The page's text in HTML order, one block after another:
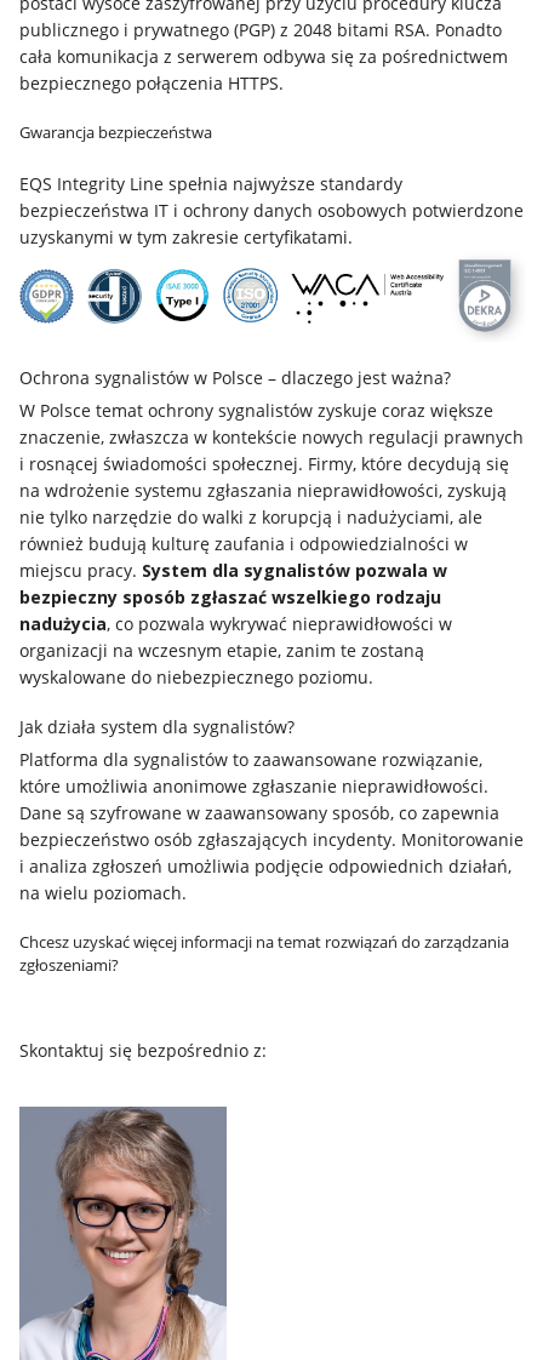
publicznego i prywatnego (PGP) z 2048 bitami RSA. Ponadto
cała komunikacja z serwerem odbywa się za pośrednictwem
bezpiecznego połączenia HTTPS.
Gwarancja bezpieczeństwa
EQS Integrity Line spełnia najwyższe standardy
bezpieczeństwa IT i ochrony danych osobowych potwierdzone
uzyskanymi w tym zakresie certyfikatami.
Ochrona sygnalistów w Polsce – dlaczego jest ważna?
W Polsce temat ochrony sygnalistów zyskuje coraz większe
znaczenie, zwłaszcza w kontekście nowych regulacji prawnych
i rosnącej świadomości społecznej. Firmy, które decydują się
na wdrożenie systemu zgłaszania nieprawidłowości, zyskują
nie tylko narzędzie do walki z korupcją i nadużyciami, ale
również budują kulturę zaufania i odpowiedzialności w
miejscu pracy. System dla sygnalistów pozwala w
bezpieczny sposób zgłaszać wszelkiego rodzaju
nadużycia, co pozwala wykrywać nieprawidłowości w
organizacji na wczesnym etapie, zanim te zostaną
wyskalowane do niebezpiecznego poziomu.
Jak działa system dla sygnalistów?
Platforma dla sygnalistów to zaawansowane rozwiązanie,
które umożliwia anonimowe zgłaszanie nieprawidłowości.
Dane są szyfrowane w zaawansowany sposób, co zapewnia
bezpieczeństwo osób zgłaszających incydenty. Monitorowanie
i analiza zgłoszeń umożliwia podjęcie odpowiednich działań,
na wielu poziomach.
Chcesz uzyskać więcej informacji na temat rozwiązań do zarządzania
zgłoszeniami?
Skontaktuj się bezpośrednio z: